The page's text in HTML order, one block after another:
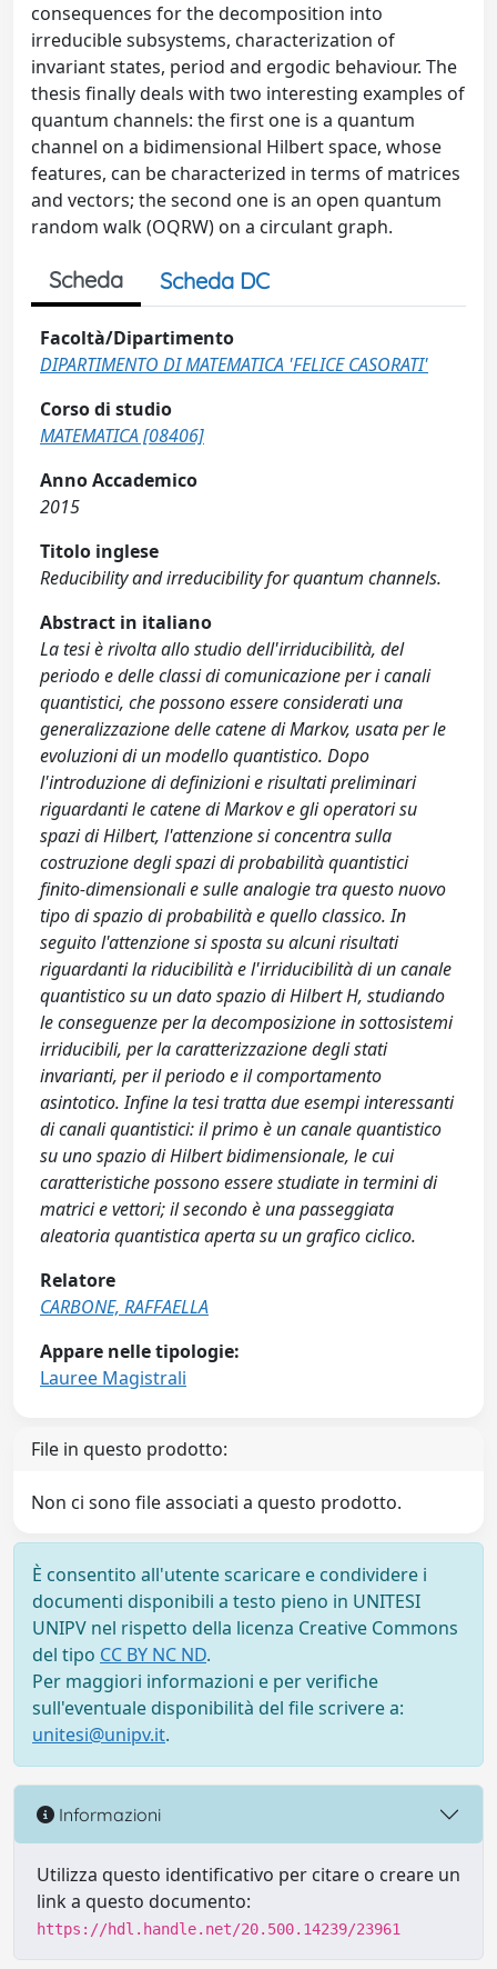
consequences for the decomposition into
irreducible subsystems, characterization of
invariant states, period and ergodic behaviour. The
thesis finally deals with two interesting examples of
quantum channels: the first one is a quantum
channel on a bidimensional Hilbert space, whose
features, can be characterized in terms of matrices
and vectors; the second one is an open quantum
random walk (OQRW) on a circulant graph.
Scheda Scheda DC
Facoltà/Dipartimento
DIPARTIMENTO DI MATEMATICA 'FELICE CASORATI'
Corso di studio
MATEMATICA [08406]
Anno Accademico
2015
Titolo inglese
Reducibility and irreducibility for quantum channels.
Abstract in italiano
La tesi è rivolta allo studio dell'irriducibilità, del
periodo e delle classi di comunicazione per i canali
quantistici, che possono essere considerati una
generalizzazione delle catene di Markov, usata per le
evoluzioni di un modello quantistico. Dopo
l'introduzione di definizioni e risultati preliminari
riguardanti le catene di Markov e gli operatori su
spazi di Hilbert, l'attenzione si concentra sulla
costruzione degli spazi di probabilità quantistici
finito-dimensionali e sulle analogie tra questo nuovo
tipo di spazio di probabilità e quello classico. In
seguito l'attenzione si sposta su alcuni risultati
riguardanti la riducibilità e l'irriducibilità di un canale
quantistico su un dato spazio di Hilbert H, studiando
le conseguenze per la decomposizione in sottosistemi
irriducibili, per la caratterizzazione degli stati
invarianti, per il periodo e il comportamento
asintotico. Infine la tesi tratta due esempi interessanti
di canali quantistici: il primo è un canale quantistico
su uno spazio di Hilbert bidimensionale, le cui
caratteristiche possono essere studiate in termini di
matrici e vettori; il secondo è una passeggiata
aleatoria quantistica aperta su un grafico ciclico.
Relatore
CARBONE, RAFFAELLA
Appare nelle tipologie:
Lauree Magistrali
File in questo prodotto:
Non ci sono file associati a questo prodotto.
È consentito all'utente scaricare e condividere i
documenti disponibili a testo pieno in UNITESI
UNIPV nel rispetto della licenza Creative Commons
del tipo CC BY NC ND.
Per maggiori informazioni e per verifiche
sull'eventuale disponibilità del file scrivere a:
unitesi@unipv.it.
Informazioni
Utilizza questo identificativo per citare o creare un
link a questo documento:
https://hdl.handle.net/20.500.14239/23961